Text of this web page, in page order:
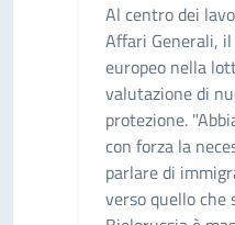
Al centro dei
Affari Generali,
europeo nella
valutazione di
protezione.
con forza la
parlare di
verso quello che